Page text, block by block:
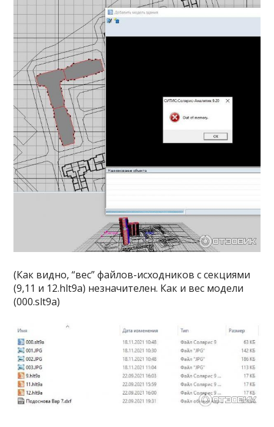
(Как видно, “вес” файлов-исходников с секциями
(9,11 и 12.hlt9a) незначителен. Как и вес модели
(000.slt9a)